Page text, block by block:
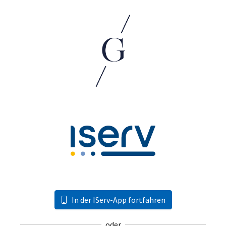
In der IServ-App fortfahren